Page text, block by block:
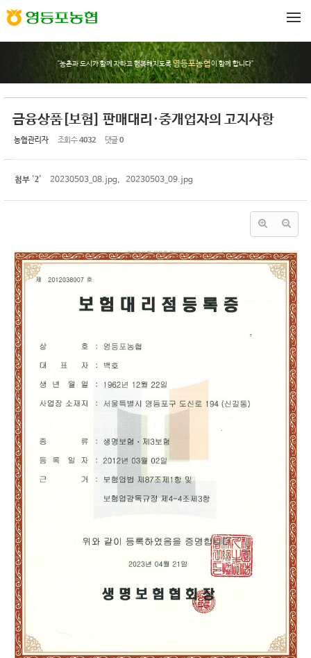
"농촌과 도시가 함께 자라고 행복해지도록영등포농협이 함께 합니다"
금융상품[보험] 판매대리·중개업자의 고지사항
농협관리자 조회 수4032 댓글0
첨부 '2' 20230503_08.jpg, 20230503_09.jpg